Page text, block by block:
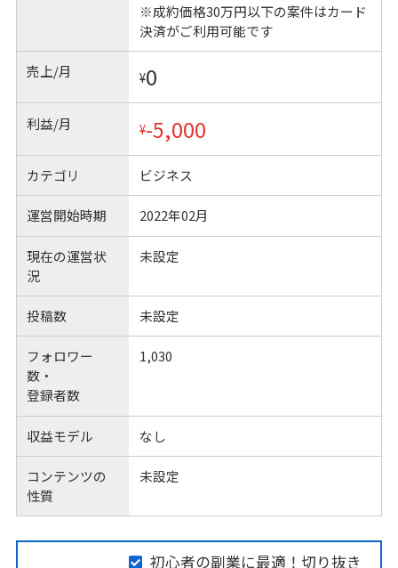
※成約価格30万円以下の案件はカード
決済がご利用可能です
売上/月 ¥0
利益/月 ¥-5,000
カテゴリ ビジネス
運営開始時期 2022年02月
現在の運営状
況
未設定
投稿数 未設定
フォロワー
数・
登録者数
1,030
収益モデル なし
コンテンツの
性質
未設定
初心者の副業に最適！切り抜き